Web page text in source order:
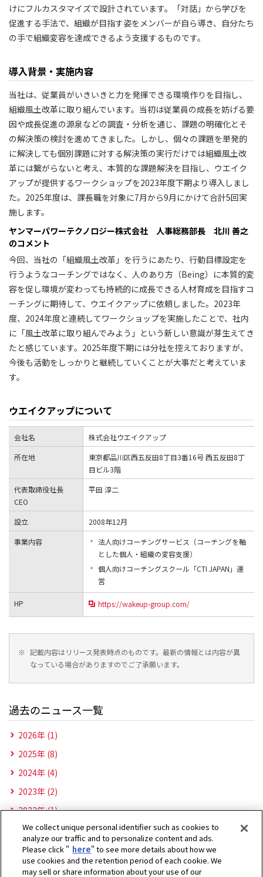
けにフルカスタマイズで設計されています。「対話」から学びを
促進する手法で、組織が目指す姿をメンバーが自ら導き、自分たち
の手で組織変容を達成できるよう支援するものです。
導入背景・実施内容
当社は、従業員がいきいきと力を発揮できる環境作りを目指し、
組織風土改革に取り組んでいます。当初は従業員の成長を妨げる要
因や成長促進の源泉などの調査・分析を通じ、課題の明確化とそ
の解決策の検討を進めてきました。しかし、個々の課題を単発的
に解決しても個別課題に対する解決策の実行だけでは組織風土改
革には繋がらないと考え、本質的な課題解決を目指し、ウエイク
アップが提供するワークショップを2023年度下期より導入しまし
た。2025年度は、課長職を対象に7月から9月にかけて合計5回実
施します。
ヤンマーパワーテクノロジー株式会社 人事総務部長 北川 善之
のコメント
今回、当社の「組織風土改革」を行うにあたり、行動目標設定を
行うようなコーチングではなく、人のあり方（Being）に本質的変
容を促し環境が変わっても持続的に成長できる人材育成を目指すコ
ーチングに期待して、ウエイクアップに依頼しました。2023年
度、2024年度と連続してワークショップを実施したことで、社内
に「風土改革に取り組んでみよう」という新しい意識が芽生えてき
たと感じています。2025年度下期には分社を控えておりますが、
今後も活動をしっかりと継続していくことが大事だと考えていま
す。
ウエイクアップについて
会社名
株式会社ウエイクアップ
所在地
東京都品川区西五反田8丁目3番16号 西五反田8丁
目ビル3階
代表取締役社長
CEO
平田 淳二
設立
2008年12月
事業内容
法人向けコーチングサービス（コーチングを軸
とした個人・組織の変容支援）
個人向けコーチングスクール「CTI JAPAN」運
営
HP https://wakeup-group.com/
※ 記載内容はリリース発表時点のものです。最新の情報とは内容が異
なっている場合がありますのでご了承願います。
過去のニュース一覧
2026年 (1)
2025年 (8)
2024年 (4)
2023年 (2)
2022年 (1)
We collect unique personal identifier such as cookies to
analyze our traffic and to personalize content and ads.
Please click " here" to see more details about how we
use cookies and the retention period of each cookie. We
may sell or share information about your use of our